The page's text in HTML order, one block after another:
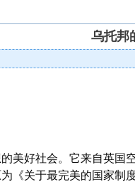
乌托邦
美好社会。它来自英国
《关于最完美的国家制